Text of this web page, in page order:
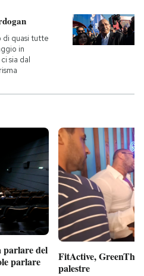
di quasi tutte
in
sia dal
parlare del
parlare
FitActive,
palestre